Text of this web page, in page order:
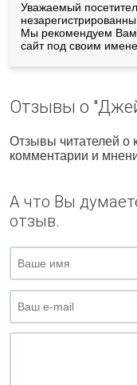
Уважаемый
Мы рекомендуем Вам
сайт под своим
Отзывы о
Отзывы читателей о
комментарии и
А что Вы
отзыв.